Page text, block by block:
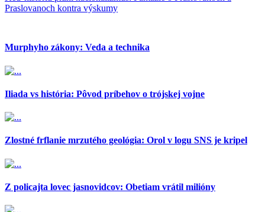
Praslovanoch kontra výskumy
Murphyho zákony: Veda a technika
Iliada vs história: Pôvod príbehov o trójskej vojne
Zlostné frflanie mrzutého geológia: Orol v logu SNS je kripel
Z policajta lovec jasnovidcov: Obetiam vrátil milióny